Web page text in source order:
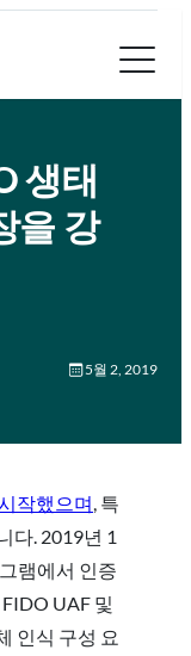
생태
을 강
5월 2, 2019
작했으며, 특
다. 2019년 1
램에서 인증
FIDO UAF 및
인식 구성 요